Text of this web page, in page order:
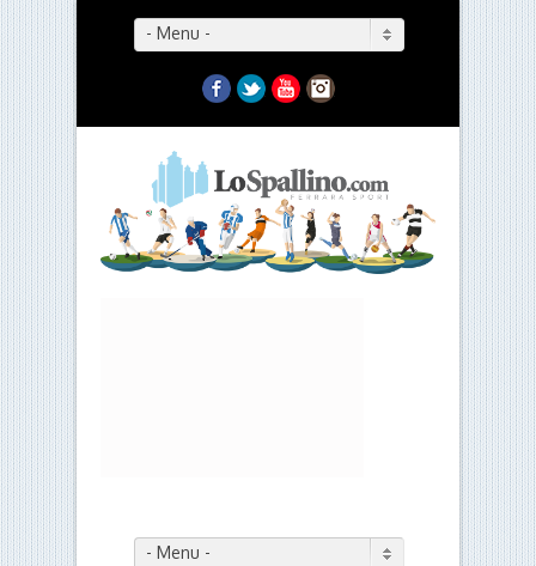
- Menu -
Facebook
TwitterYouTubeInstagram
- Menu -